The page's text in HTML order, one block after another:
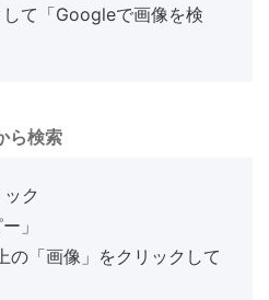
て「Googleで画像を検
ら検索
ク
」
「画像」をクリックして